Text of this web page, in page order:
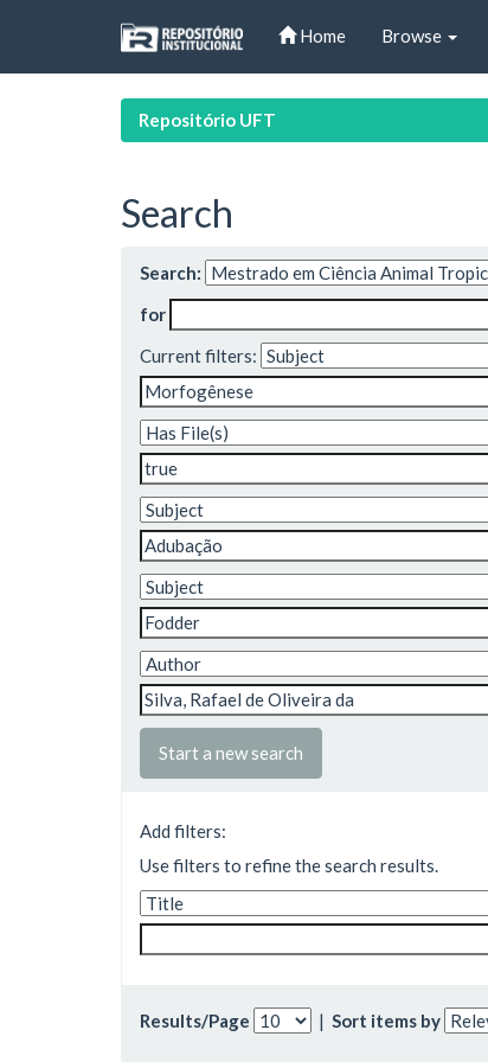
Home Browse
Repositório UFT
Search
Search:
for
Current filters:
Start a new search
Add filters:
Use filters to refine the search results.
Results/Page | Sort items by